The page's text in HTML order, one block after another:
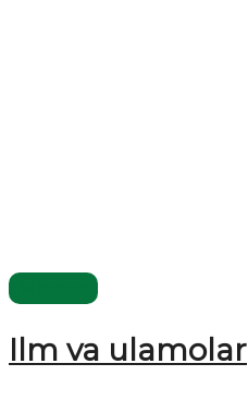
Ilm va ulamolar